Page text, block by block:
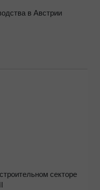
в Австрии
секторе